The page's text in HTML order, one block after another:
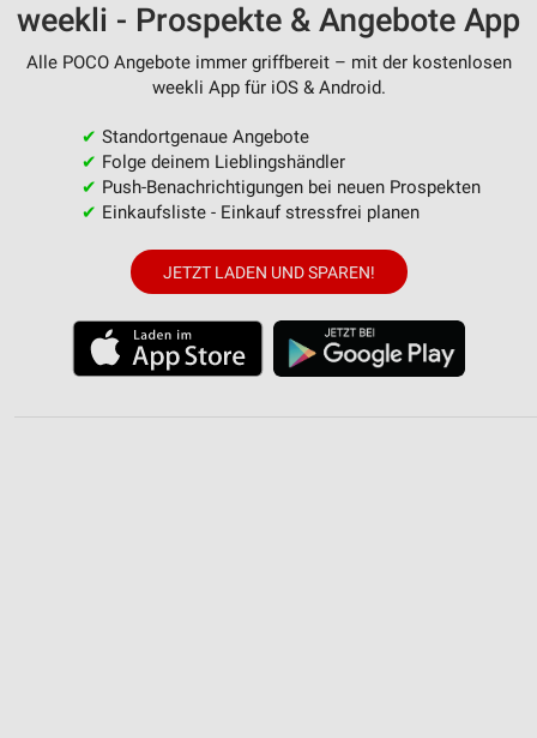
weekli - Prospekte & Angebote App
Alle POCO Angebote immer griffbereit – mit der kostenlosen
weekli App für iOS & Android.
✔ Standortgenaue Angebote
✔ Folge deinem Lieblingshändler
✔ Push-Benachrichtigungen bei neuen Prospekten
✔ Einkaufsliste - Einkauf stressfrei planen
JETZT LADEN UND SPAREN!